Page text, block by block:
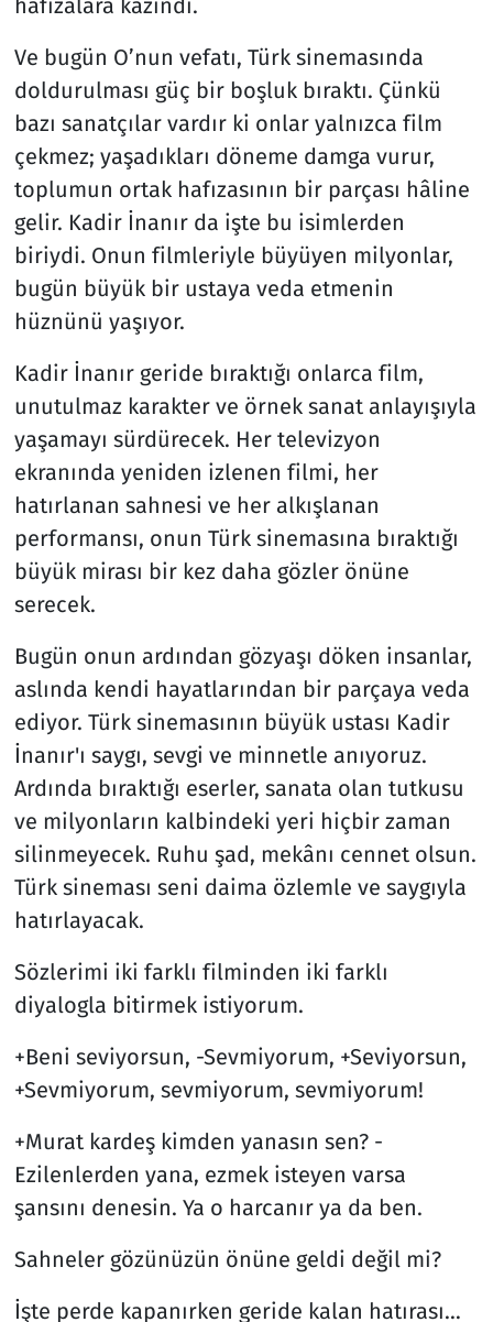
hafızalara kazındı.
Ve bugün O’nun vefatı, Türk sinemasında
doldurulması güç bir boşluk bıraktı. Çünkü
bazı sanatçılar vardır ki onlar yalnızca film
çekmez; yaşadıkları döneme damga vurur,
toplumun ortak hafızasının bir parçası hâline
gelir. Kadir İnanır da işte bu isimlerden
biriydi. Onun filmleriyle büyüyen milyonlar,
bugün büyük bir ustaya veda etmenin
hüznünü yaşıyor.
Kadir İnanır geride bıraktığı onlarca film,
unutulmaz karakter ve örnek sanat anlayışıyla
yaşamayı sürdürecek. Her televizyon
ekranında yeniden izlenen filmi, her
hatırlanan sahnesi ve her alkışlanan
performansı, onun Türk sinemasına bıraktığı
büyük mirası bir kez daha gözler önüne
serecek.
Bugün onun ardından gözyaşı döken insanlar,
aslında kendi hayatlarından bir parçaya veda
ediyor. Türk sinemasının büyük ustası Kadir
İnanır'ı saygı, sevgi ve minnetle anıyoruz.
Ardında bıraktığı eserler, sanata olan tutkusu
ve milyonların kalbindeki yeri hiçbir zaman
silinmeyecek. Ruhu şad, mekânı cennet olsun.
Türk sineması seni daima özlemle ve saygıyla
hatırlayacak.
Sözlerimi iki farklı filminden iki farklı
diyalogla bitirmek istiyorum.
+Beni seviyorsun, -Sevmiyorum, +Seviyorsun,
+Sevmiyorum, sevmiyorum, sevmiyorum!
+Murat kardeş kimden yanasın sen? -
Ezilenlerden yana, ezmek isteyen varsa
şansını denesin. Ya o harcanır ya da ben.
Sahneler gözünüzün önüne geldi değil mi?
İşte perde kapanırken geride kalan hatırası…